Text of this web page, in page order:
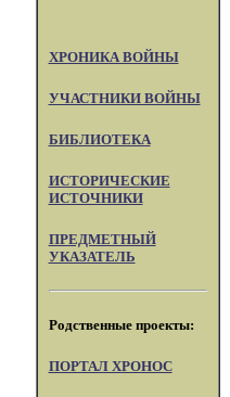
ХРОНИКА ВОЙНЫ
УЧАСТНИКИ ВОЙНЫ
БИБЛИОТЕКА
ИСТОРИЧЕСКИЕ
ИСТОЧНИКИ
ПРЕДМЕТНЫЙ
УКАЗАТЕЛЬ
Родственные проекты:
ПОРТАЛ XPOHOC